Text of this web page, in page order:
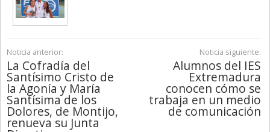
Noticia anterior:
La Cofradía del
Santísimo Cristo de
la Agonía y María
Santísima de los
Dolores, de Montijo,
renueva su Junta
Noticia siguiente:
Alumnos del IES
Extremadura
conocen cómo se
trabaja en un medio
de comunicación